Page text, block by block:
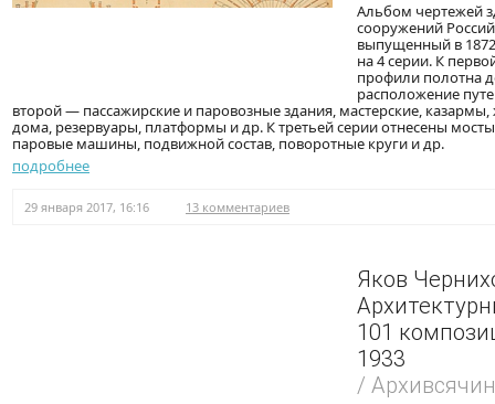
Альбом чертежей
сооружений
выпущенный в
на 4 серии. К
профили полотна
расположение
второй — пассажирские и паровозные здания, мастерские,
дома, резервуары, платформы и др. К третьей серии отнесены
паровые машины, подвижной состав, поворотные круги и др.
подробнее
29 января 2017, 16:16 13 комментариев
Яков
101
1933
/